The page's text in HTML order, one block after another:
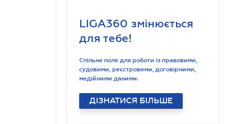
LIGA360 змінюється
для тебе!
Спільне поле для роботи із правовими,
судовими, реєстровими, договірними,
медійними даними.
ДІЗНАТИСЯ БІЛЬШЕ